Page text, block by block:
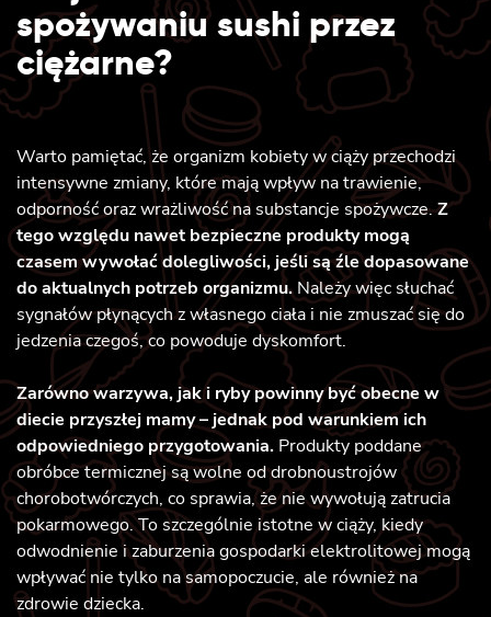
spożywaniu sushi przez
ciężarne?
Warto pamiętać, że organizm kobiety w ciąży przechodzi
intensywne zmiany, które mają wpływ na trawienie,
odporność oraz wrażliwość na substancje spożywcze.Z
tego względu nawet bezpieczne produkty mogą
czasem wywołać dolegliwości, jeśli są źle dopasowane
do aktualnych potrzeb organizmu.Należy więc słuchać
sygnałów płynących z własnego ciała i nie zmuszać się do
jedzenia czegoś, co powoduje dyskomfort.
Zarówno warzywa, jak i ryby powinny być obecne w
diecie przyszłej mamy – jednak pod warunkiem ich
odpowiedniego przygotowania. Produkty poddane
obróbce termicznej są wolne od drobnoustrojów
chorobotwórczych, co sprawia, że nie wywołują zatrucia
pokarmowego. To szczególnie istotne w ciąży, kiedy
odwodnienie i zaburzenia gospodarki elektrolitowej mogą
wpływać nie tylko na samopoczucie, ale również na
zdrowie dziecka.